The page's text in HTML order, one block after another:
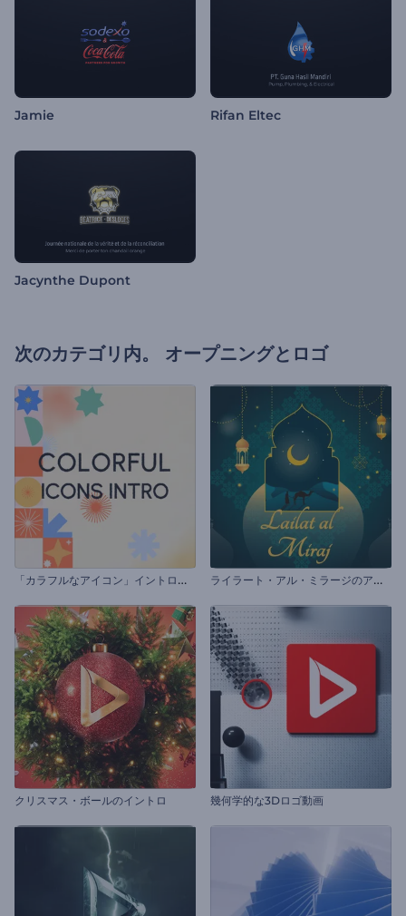
Jamie Rifan Eltec
Jacynthe Dupont
次のカテゴリ内。 オープニングとロゴ
「
カラフルなアイコン」イントロ動画 ラ
イラート・アル・ミラージのアニメーション
クリスマス・ボールのイントロ 幾何学的な3Dロゴ動画